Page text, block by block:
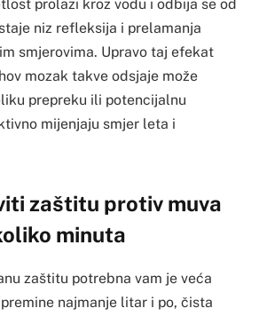
prolazi kroz vodu i odbija se od
niz refleksija i prelamanja
smjerovima. Upravo taj efekat
mozak takve odsjaje može
prepreku ili potencijalnu
mijenjaju smjer leta i
zaštitu protiv muva
minuta
zaštitu potrebna vam je veća
najmanje litar i po, čista